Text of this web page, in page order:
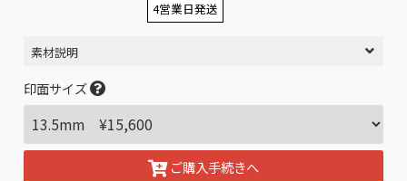
4営業日発送
素材説明
印面サイズ
ご購入手続きへ